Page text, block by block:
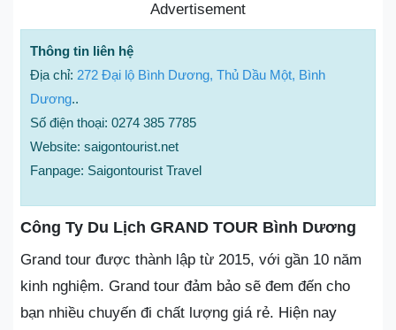
Advertisement
Thông tin liên hệ
Địa chỉ: 272 Đại lộ Bình Dương, Thủ Dầu Một, Bình
Dương..
Số điện thoại: 0274 385 7785
Website: saigontourist.net
Fanpage: Saigontourist Travel
Công Ty Du Lịch GRAND TOUR Bình Dương
Grand tour được thành lập từ 2015, với gần 10 năm
kinh nghiệm. Grand tour đảm bảo sẽ đem đến cho
bạn nhiều chuyến đi chất lượng giá rẻ. Hiện nay